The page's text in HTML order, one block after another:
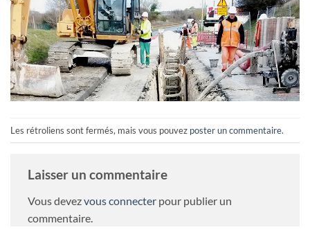
Les rétroliens sont fermés, mais vous pouvez poster un commentaire.
Laisser un commentaire
Vous devezvous connecter pour publier un
commentaire.